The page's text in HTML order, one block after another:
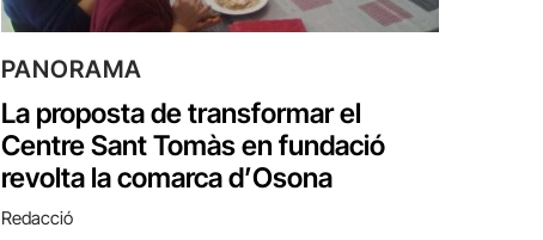
PANORAMA
La proposta de transformar el
Centre Sant Tomàs en fundació
revolta la comarca d’Osona
Redacció